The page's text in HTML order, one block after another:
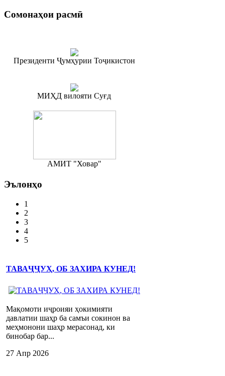
Сомонаҳои расмӣ
Президенти Ҷумҳурии Тоҷикистон
МИҲД вилояти Суғд
АМИТ "Ховар"
Эълонҳо
1
2
3
4
5
ТАВАҶҶУҲ, ОБ ЗАХИРА КУНЕД!
Мақомоти иҷроияи ҳокимияти
давлатии шаҳр ба самъи сокинон ва
меҳмонони шаҳр мерасонад, ки
бинобар бар...
27 Апр 2026